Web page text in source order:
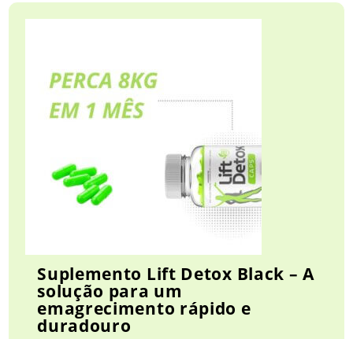
Suplemento Lift Detox Black – A
solução para um
emagrecimento rápido e
duradouro